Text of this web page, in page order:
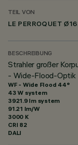
TEIL VON
LE PERROQUET
BESCHREIBUNG
Strahler großer
- Wide-Flood-Optik
WF - Wide Flood 44°
43 W system
3921.9 lm system
91.21 lm/W
3000 K
CRI 82
DALI